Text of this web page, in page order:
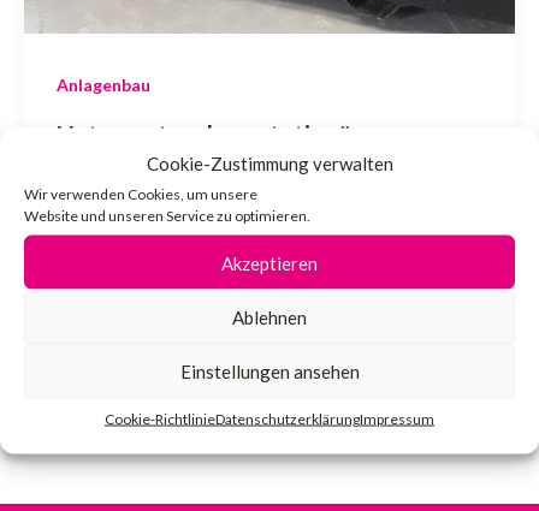
Cookie-Zustimmung verwalten
Wir verwenden Cookies, um unsere
Website und unseren Service zu optimieren.
Akzeptieren
Ablehnen
Einstellungen ansehen
Cookie-RichtlinieDatenschutzerklärungImpressum
Anlagenbau
Netzersatzanlage stationär –
Philipshaus Wien – 500kVA
admin/30. Januar 2024
Der Anlauf der Netzersatzanlage erfolgt
selbständig bei Ausfall des öffentlichen
Überlappungssynchronisation vorgesehen.
Die Spannungsüberwachung […]